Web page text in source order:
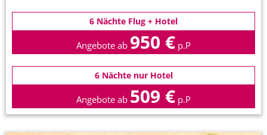
6 Nächte Flug + Hotel
Angebote ab 950 € p.P
6 Nächte nur Hotel
Angebote ab 509 € p.P